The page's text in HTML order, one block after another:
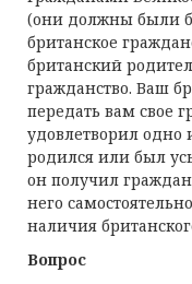
(они должны были
британское
британский
гражданство. Ваш
передать вам свое
удовлетворил одно
родился или был
он получил
него
наличия
Вопрос